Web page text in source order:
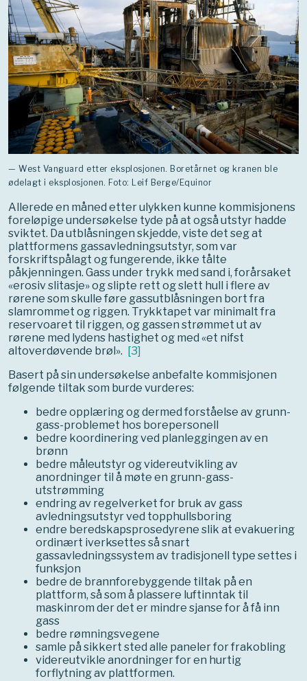
— West Vanguard etter eksplosjonen. Boretårnet og kranen ble
ødelagt i eksplosjonen. Foto: Leif Berge/Equinor
Allerede en måned etter ulykken kunne kommisjonens
foreløpige undersøkelse tyde på at også utstyr hadde
sviktet. Da utblåsningen skjedde, viste det seg at
plattformens gassavledningsutstyr, som var
forskriftspålagt og fungerende, ikke tålte
påkjenningen. Gass under trykk med sand i, forårsaket
«erosiv slitasje» og slipte rett og slett hull i flere av
rørene som skulle føre gassutblåsningen bort fra
slamrommet og riggen. Trykktapet var minimalt fra
reservoaret til riggen, og gassen strømmet ut av
rørene med lydens hastighet og med «et nifst
altoverdøvende brøl». [3]
Basert på sin undersøkelse anbefalte kommisjonen
følgende tiltak som burde vurderes:
bedre opplæring og dermed forståelse av grunn-
gass-problemet hos borepersonell
bedre koordinering ved planleggingen av en
brønn
bedre måleutstyr og videreutvikling av
anordninger til å møte en grunn-gass-
utstrømming
endring av regelverket for bruk av gass
avledningsutstyr ved topphullsboring
endre beredskapsprosedyrene slik at evakuering
ordinært iverksettes så snart
gassavledningssystem av tradisjonell type settes i
funksjon
bedre de brannforebyggende tiltak på en
plattform, så som å plassere luftinntak til
maskinrom der det er mindre sjanse for å få inn
gass
bedre rømningsvegene
samle på sikkert sted alle paneler for frakobling
videreutvikle anordninger for en hurtig
forflytning av plattformen.